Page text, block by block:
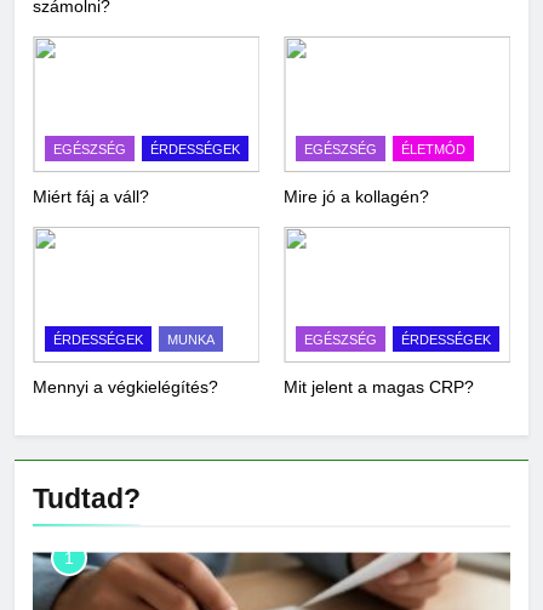
számolni?
EGÉSZSÉG ÉRDESSÉGEK
Miért fáj a váll?
EGÉSZSÉG ÉLETMÓD
Mire jó a kollagén?
ÉRDESSÉGEK MUNKA
Mennyi a végkielégítés?
EGÉSZSÉG ÉRDESSÉGEK
Mit jelent a magas CRP?
Tudtad?
1